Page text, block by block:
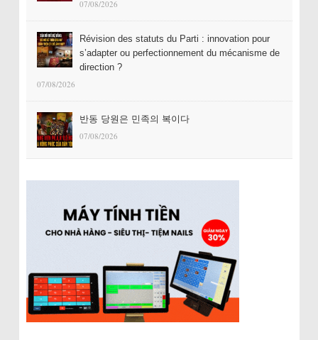
07/08/2026
Révision des statuts du Parti : innovation pour
s’adapter ou perfectionnement du mécanisme de
direction ?
07/08/2026
반동 당원은 민족의 복이다
07/08/2026